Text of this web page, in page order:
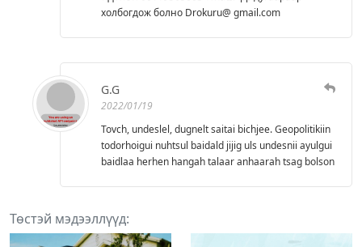
холбогдож болно Drokuru@ gmail.com
G.G
2022/01/19
Tovch, undeslel, dugnelt saitai bichjee. Geopolitikiin
todorhoigui nuhtsul baidald jijig uls undesnii ayulgui
baidlaa herhen hangah talaar anhaarah tsag bolson
Төстэй мэдээллүүд: